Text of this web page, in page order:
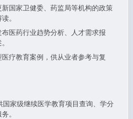
新国家卫健委、药监局等机构的政策
。
布医药行业趋势分析、人才需求报
医疗教育案例，供从业者参考与复
国家级继续医学教育项目查询、学分
。